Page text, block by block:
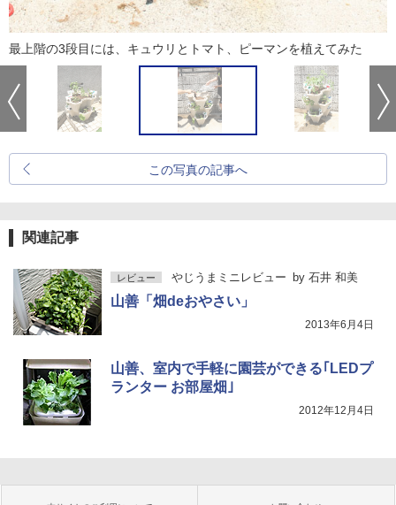
最上階の3段目には、キュウリとトマト、ピーマンを植えてみた
この写真の記事へ
関連記事
レビュー やじうまミニレビュー by 石井 和美
山善「畑deおやさい」
2013年6月4日
山善、室内で手軽に園芸ができる｢LEDプ
ランター お部屋畑｣
2012年12月4日